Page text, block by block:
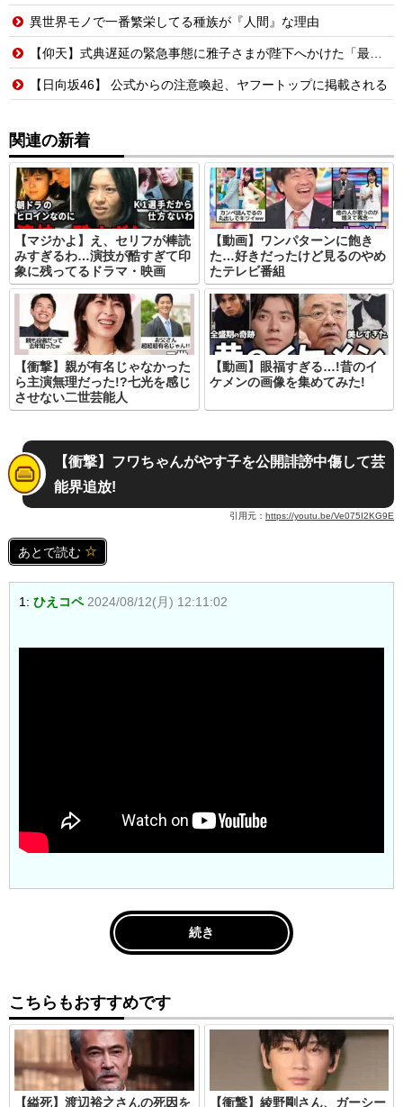
異世界モノで一番繁栄してる種族が『人間』な理由
【仰天】式典遅延の緊急事態に雅子さまが陛下へかけた「最高の一言」とは? 楽曲提供:株式会社FLMusic
【日向坂46】 公式からの注意喚起、ヤフートップに掲載される
関連の新着
【マジかよ】え、セリフが棒読
みすぎるわ…演技が酷すぎて印
象に残ってるドラマ・映画
【動画】ワンパターンに飽き
た…好きだったけど見るのやめ
たテレビ番組
【衝撃】親が有名じゃなかった
ら主演無理だった!?七光を感じ
させない二世芸能人
【動画】眼福すぎる…!昔のイ
ケメンの画像を集めてみた!
【衝撃】フワちゃんがやす子を公開誹謗中傷して芸
能界追放!
引用元： https://youtu.be/Ve075I2KG9E
あとで読む
1: ひえコペ 2024/08/12(月) 12:11:02
続き
こちらもおすすめです
【縊死】渡辺裕之さんの死因を 【衝撃】綾野剛さん、ガーシー